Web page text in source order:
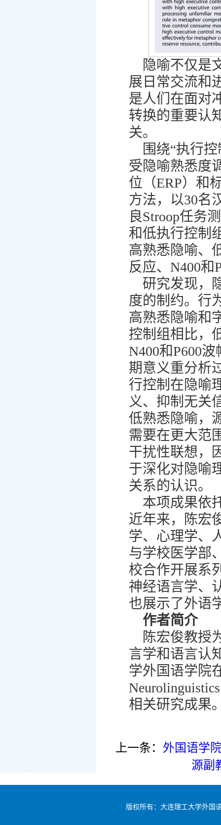
隐喻不仅是
展日常交流和
是人们在面对
转换的重要认
关。
围绕“执行
受隐喻熟悉度
位（ERP）和
方法，以30名
良Stroop任务
和低执行控制
高熟悉隐喻、
反应、N400和
研究发现，
度的制约。行
高熟悉隐喻和
控制组相比，
N400和P600
期意义重分析
行控制在隐喻
义、抑制无关
低熟悉隐喻，
需要在更大范
干扰性联想，
于深化对隐喻
关系的认识。
本项成果依
近年来，陈宏
学、心理学、
与学校医学部
校合作开展系
神经语言学、
也展示了外语
作者简介
陈宏俊教授
言学和语言认
学外国语学院
相关研究成果
上一条： 外国语学
源副
版权所有：大连理工大学外国